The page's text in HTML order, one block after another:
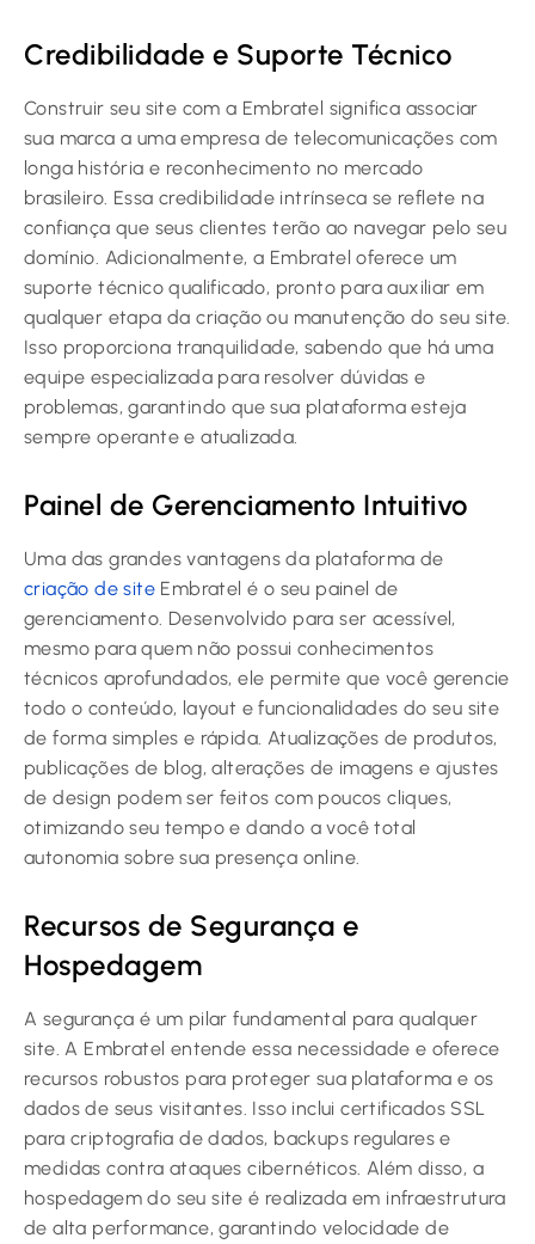
Credibilidade e Suporte Técnico
Construir seu site com a Embratel significa associar
sua marca a uma empresa de telecomunicações com
longa história e reconhecimento no mercado
brasileiro. Essa credibilidade intrínseca se reflete na
confiança que seus clientes terão ao navegar pelo seu
domínio. Adicionalmente, a Embratel oferece um
suporte técnico qualificado, pronto para auxiliar em
qualquer etapa da criação ou manutenção do seu site.
Isso proporciona tranquilidade, sabendo que há uma
equipe especializada para resolver dúvidas e
problemas, garantindo que sua plataforma esteja
sempre operante e atualizada.
Painel de Gerenciamento Intuitivo
Uma das grandes vantagens da plataforma de
criação de site Embratel é o seu painel de
gerenciamento. Desenvolvido para ser acessível,
mesmo para quem não possui conhecimentos
técnicos aprofundados, ele permite que você gerencie
todo o conteúdo, layout e funcionalidades do seu site
de forma simples e rápida. Atualizações de produtos,
publicações de blog, alterações de imagens e ajustes
de design podem ser feitos com poucos cliques,
otimizando seu tempo e dando a você total
autonomia sobre sua presença online.
Recursos de Segurança e
Hospedagem
A segurança é um pilar fundamental para qualquer
site. A Embratel entende essa necessidade e oferece
recursos robustos para proteger sua plataforma e os
dados de seus visitantes. Isso inclui certificados SSL
para criptografia de dados, backups regulares e
medidas contra ataques cibernéticos. Além disso, a
hospedagem do seu site é realizada em infraestrutura
de alta performance, garantindo velocidade de